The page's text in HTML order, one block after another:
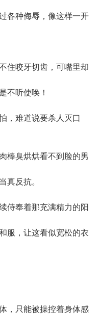
种侮辱，像这样一开
咬牙切齿，可嘴里却
不听使唤！
难道说要杀人灭口
臭烘烘看不到脸的男
真反抗。
奉着那充满精力的阳
服，让这看似宽松的衣
只能被操控着身体感